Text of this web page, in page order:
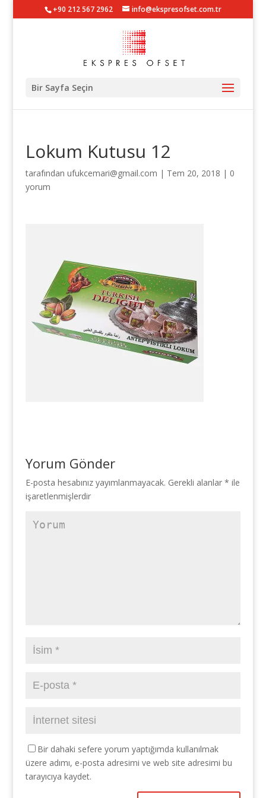
+90 212 567 2962 info@ekspresofset.com.tr
Bir Sayfa Seçin
Lokum Kutusu 12
tarafından ufukcemari@gmail.com | Tem 20, 2018 | 0
yorum
Yorum Gönder
E-posta hesabınız yayımlanmayacak. Gerekli alanlar * ile
işaretlenmişlerdir
Bir dahaki sefere yorum yaptığımda kullanılmak
üzere adımı, e-posta adresimi ve web site adresimi bu
tarayıcıya kaydet.